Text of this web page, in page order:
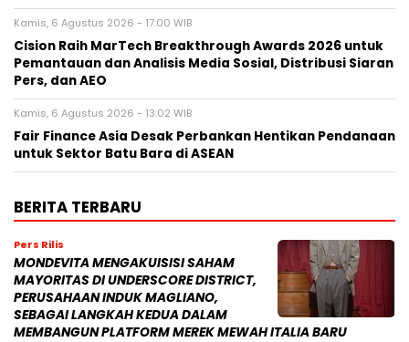
Kamis, 6 Agustus 2026 - 17:00 WIB
Cision Raih MarTech Breakthrough Awards 2026 untuk
Pemantauan dan Analisis Media Sosial, Distribusi Siaran
Pers, dan AEO
Kamis, 6 Agustus 2026 - 13:02 WIB
Fair Finance Asia Desak Perbankan Hentikan Pendanaan
untuk Sektor Batu Bara di ASEAN
BERITA TERBARU
Pers Rilis
MONDEVITA MENGAKUISISI SAHAM
MAYORITAS DI UNDERSCORE DISTRICT,
PERUSAHAAN INDUK MAGLIANO,
SEBAGAI LANGKAH KEDUA DALAM
MEMBANGUN PLATFORM MEREK MEWAH ITALIA BARU